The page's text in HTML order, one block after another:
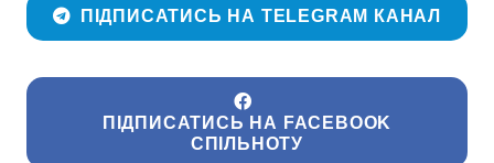
ПІДПИСАТИСЬ НА TELEGRAM КАНАЛ
ПІДПИСАТИСЬ НА FACEBOOK
СПІЛЬНОТУ